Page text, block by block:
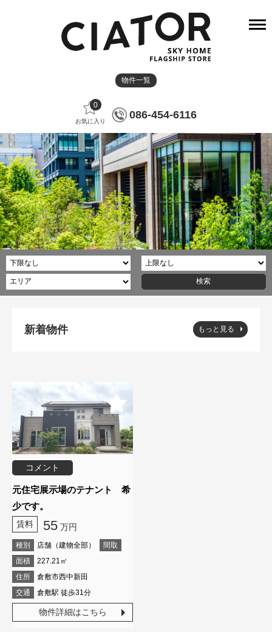
物件一覧
0
お気に入り
086-454-6116
新着物件 もっと見る
コメント
元住宅展示場のテナント 希
少です。
賃料 55 万円
種別 店舗（建物全部）
間取
面積
227.21㎡
住所
倉敷市西中新田
交通
倉敷駅 徒歩31分
物件詳細はこちら